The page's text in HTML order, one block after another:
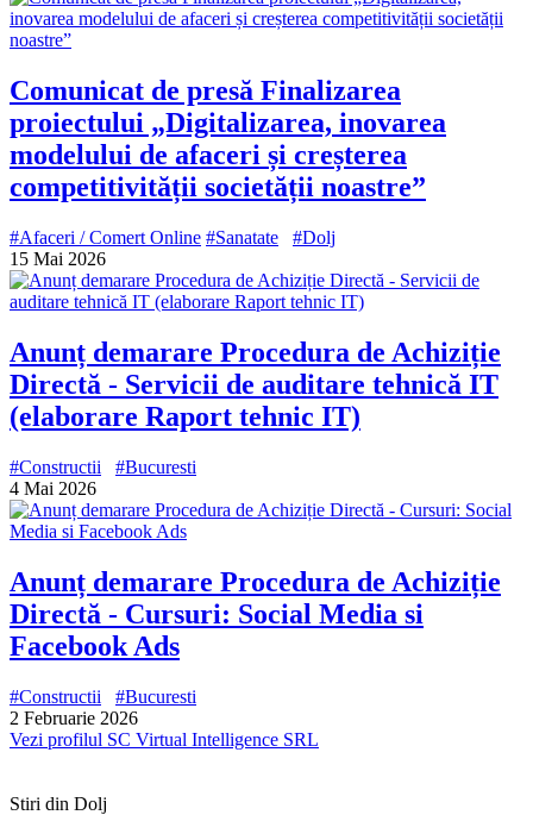
Comunicat de presă Finalizarea
proiectului „Digitalizarea, inovarea
modelului de afaceri și creșterea
competitivității societății noastre”
#Afaceri / Comert Online #Sanatate
#Dolj
15 Mai 2026
Anunț demarare Procedura de Achiziție
Directă - Servicii de auditare tehnică IT
(elaborare Raport tehnic IT)
#Constructii
#Bucuresti
4 Mai 2026
Anunț demarare Procedura de Achiziție
Directă - Cursuri: Social Media si
Facebook Ads
#Constructii
#Bucuresti
2 Februarie 2026
Vezi profilul SC Virtual Intelligence SRL
Stiri din Dolj